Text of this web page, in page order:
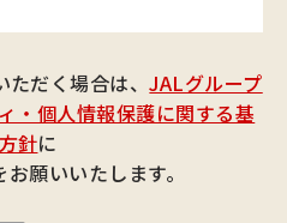
ただく場合は、JALグループ
・個人情報保護に関する基
針に
願いいたします。